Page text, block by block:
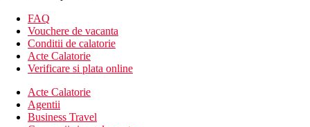
pentru prepararea de ceai si cafea, vedere la piscina.
Camera dubla, Priviledge, vedere la mare : 1 ora de sauna
gratuita zilnic, Priviledge Lounge bar, halat de baie,
papuci, balize, vedere la mare.
Divertisment
FAQ
Vouchere de vacanta
Conditii de calatorie
Acte Calatorie
Verificare si plata online
Acte Calatorie
Agentii
Business Travel